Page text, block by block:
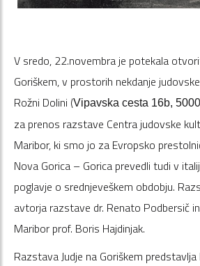
V sredo, 22.novembra je potekala
Goriškem, v prostorih nekdanje
Rožni Dolini (Vipavska cesta 16b,
za prenos razstave Centra judovske
Maribor, ki smo jo za Evropsko
Nova Gorica – Gorica prevedli tudi v
poglavje o srednjeveškem obdobju.
avtorja razstave dr. Renato Podbersič
Maribor prof. Boris Hajdinjak.
Razstava Judje na Goriškem